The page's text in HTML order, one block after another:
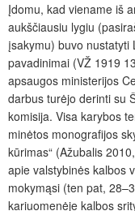
Įdomu, kad viename iš
aukščiausiu lygiu
įsakymu) buvo nustatyti
pavadinimai (VŽ 1919
apsaugos ministerijos
darbus turėjo derinti su
komisija. Visa karybos
minėtos monografijos
kūrimas“ (Ažubalis
apie valstybinės kalbos
mokymąsi (ten pat,
kariuomenėje kalbos